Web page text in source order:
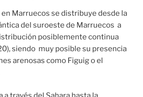
en Marruecos se distribuye desde la
del suroeste de Marruecos a
posiblemente continua
siendo muy posible su presencia
arenosas como Figuig o el